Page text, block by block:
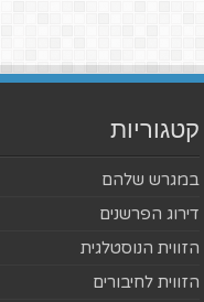
קטגוריות
במגרש שלהם
דירוג הפרשנים
הזווית הנוסטלגית
הזווית לחיבורים